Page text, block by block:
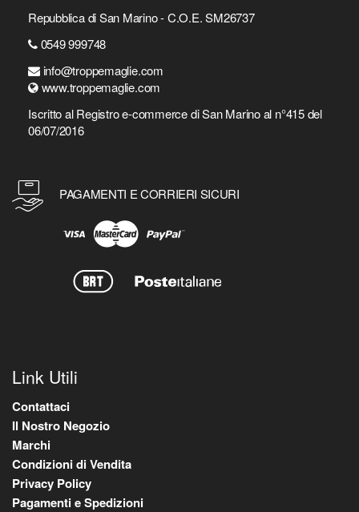
Repubblica di San Marino - C.O.E. SM26737
0549 999748
info@troppemaglie.com
www.troppemaglie.com
Iscritto al Registro e-commerce di San Marino al n°415 del
06/07/2016
PAGAMENTI E CORRIERI SICURI
Link Utili
Contattaci
Il Nostro Negozio
Marchi
Condizioni di Vendita
Privacy Policy
Pagamenti e Spedizioni